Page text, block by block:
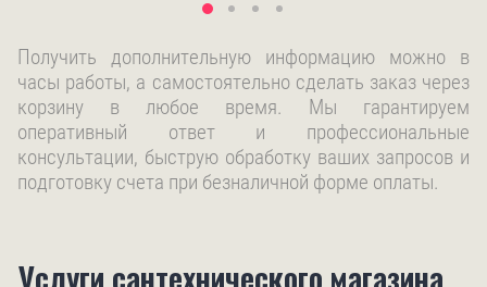
Получить дополнительную информацию можно в
часы работы, а самостоятельно сделать заказ через
корзину в любое время. Мы гарантируем
оперативный ответ и профессиональные
консультации, быструю обработку ваших запросов и
подготовку счета при безналичной форме оплаты.
Услуги сантехнического магазина